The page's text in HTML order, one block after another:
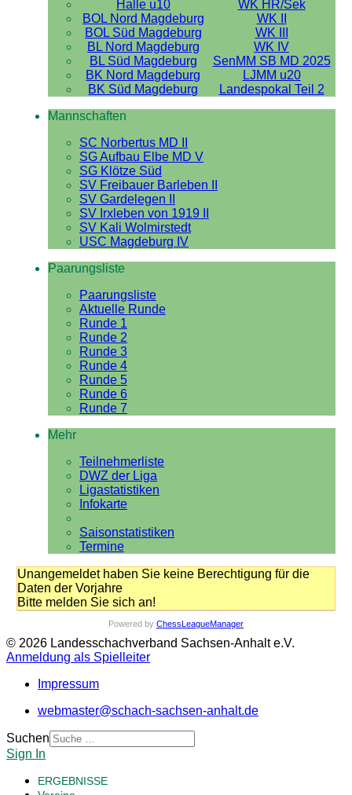
Halle u10
WK HR/Sek
BOL Nord Magdeburg
WK II
BOL Süd Magdeburg
WK III
BL Nord Magdeburg
WK IV
BL Süd Magdeburg
SenMM SB MD 2025
BK Nord Magdeburg
LJMM u20
BK Süd Magdeburg
Landespokal Teil 2
Mannschaften
SC Norbertus MD II
SG Aufbau Elbe MD V
SG Klötze Süd
SV Freibauer Barleben II
SV Gardelegen II
SV Irxleben von 1919 II
SV Kali Wolmirstedt
USC Magdeburg IV
Paarungsliste
Paarungsliste
Aktuelle Runde
Runde 1
Runde 2
Runde 3
Runde 4
Runde 5
Runde 6
Runde 7
Mehr
Teilnehmerliste
DWZ der Liga
Ligastatistiken
Infokarte
Saisonstatistiken
Termine
Unangemeldet haben Sie keine Berechtigung für die
Daten der Vorjahre
Bitte melden Sie sich an!
Powered by ChessLeagueManager
© 2026 Landesschachverband Sachsen-Anhalt e.V.
Anmeldung als Spielleiter
Impressum
webmaster@schach-sachsen-anhalt.de
Suchen
Sign In
ERGEBNISSE